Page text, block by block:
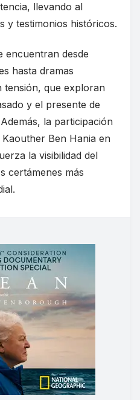
llevando al
y testimonios históricos.
encuentran desde
hasta dramas
que exploran
y el presente de
la participación
Ben Hania en
la visibilidad del
certámenes más